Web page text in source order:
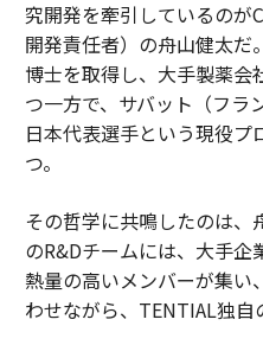
究開発を牽引しているの
開発責任者）の舟山健太だ
博士を取得し、大手製薬
つ一方で、サバット（フラ
日本代表選手という現役
つ。
その哲学に共鳴したのは、
のR&Dチームには、大手
熱量の高いメンバーが集い
わせながら、TENTIAL独自